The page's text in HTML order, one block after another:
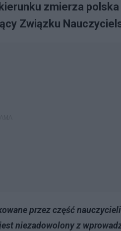
zmierza
Związku
przez część
niezadowolony z